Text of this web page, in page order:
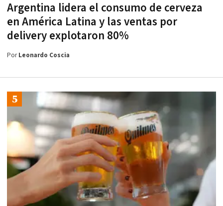
Argentina lidera el consumo de cerveza
en América Latina y las ventas por
delivery explotaron 80%
PorLeonardo Coscia